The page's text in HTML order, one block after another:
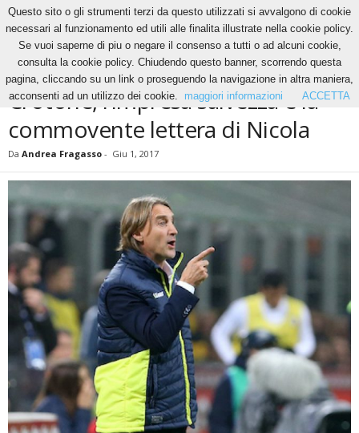
Calcio Crotone, l’impresa salvezza e la commovente lettera di Nicola
CALCIO
Crotone, l’impresa salvezza e la
commovente lettera di Nicola
Da Andrea Fragasso - Giu 1, 2017
Questo sito o gli strumenti terzi da questo utilizzati si avvalgono di cookie
necessari al funzionamento ed utili alle finalita illustrate nella cookie policy.
Se vuoi saperne di piu o negare il consenso a tutti o ad alcuni cookie,
consulta la cookie policy. Chiudendo questo banner, scorrendo questa
pagina, cliccando su un link o proseguendo la navigazione in altra maniera,
acconsenti ad un utilizzo dei cookie.
maggiori informazioni ACCETTA